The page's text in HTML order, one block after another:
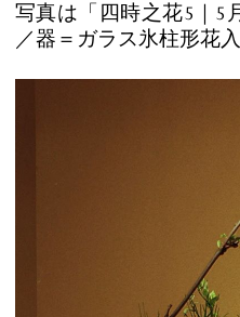
写真は「四時之花5｜5
／器＝ガラス氷柱形花